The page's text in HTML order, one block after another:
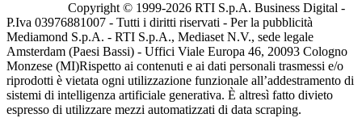
Copyright © 1999-2026 RTI S.p.A. Business Digital -
P.Iva 03976881007 - Tutti i diritti riservati - Per la pubblicità
Mediamond S.p.A. - RTI S.p.A., Mediaset N.V., sede legale
Amsterdam (Paesi Bassi) - Uffici Viale Europa 46, 20093 Cologno
Monzese (MI)Rispetto ai contenuti e ai dati personali trasmessi e/o
riprodotti è vietata ogni utilizzazione funzionale all’addestramento di
sistemi di intelligenza artificiale generativa. È altresì fatto divieto
espresso di utilizzare mezzi automatizzati di data scraping.